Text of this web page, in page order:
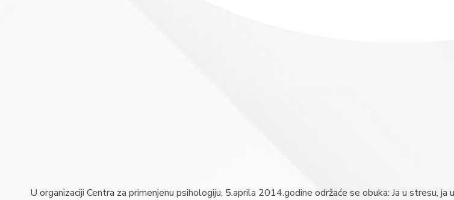
U organizaciji Centra za primenjenu psihologiju, 5.aprila 2014.godine održaće se obuka: Ja u stresu,